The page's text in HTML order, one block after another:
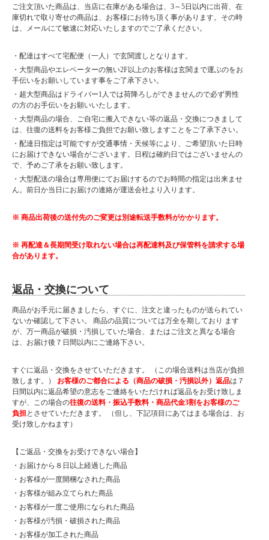
ご注文頂いた商品は、当店に在庫がある場合は、3～5日以内に出荷、在
庫切れで取り寄せの商品は、お客様にお待ち頂く事があります。その時
は、メールにて敏速に対応いたしますのでご了承ください。
・配達はすべて宅配便（一人）で玄関渡しとなります。
・大型商品やエレベーターの無い2F以上のお客様は玄関まで運ぶのをお
手伝いをお願いしています事をご了承下さい。
・超大型商品はドライバー1人では荷降ろしができませんので必ず男性
の方のお手伝いをお願いいたします。
・大型商品の場合、ご自宅に搬入できない等の返品・交換につきまして
は、往復の送料をお客様ご負担でお願い致しますことをご了承下さい。
・配達日指定は可能ですが交通事情・天候等により、ご希望頂いた日時
にお届けできない場合がございます。日程は確約日ではございませんの
で、予めご了承をお願い致します。
・大型配送の場合は専用便にてお届けするのでお時間の指定は出来ませ
ん。前日か当日にお届けの連絡が運送会社より入ります。
※ 商品出荷後の送付先のご変更は別途転送手数料がかかります。
※ 再配達＆長期間受け取れない場合は再配達料及び保管料を請求する場
合があります。
返品・交換について
商品がお手元に届きましたら、すぐに、注文と違ったものが送られてい
ないか確認して下さい。 商品の品質については万全を期しており ます
が、万一商品が破損・汚損していた場合、またはご注文と異なる場合
は、お届け後７日間以内にご連絡下さい。
すぐに返品・交換をさせていただきます。 （この場合送料は当店が負担
致します。） お客様のご都合による（商品の破損・汚損以外）返品は７
日間以内に返品希望の意志をご連絡をいただければ返品をお受け致しま
すが、この場合の往復の送料・振込手数料・商品代金3割をお客様のご
負担とさせていただきます。 （但し、下記項目にあてはまる場合は、お
受け致しかねます）
【ご返品・交換をお受けできない場合】
・お届けから８日以上経過した商品
・お客様が一度開梱なされた商品
・お客様が組み立てられた商品
・お客様が一度ご使用になられた商品
・お客様が汚損・破損された商品
・お客様が加工された商品